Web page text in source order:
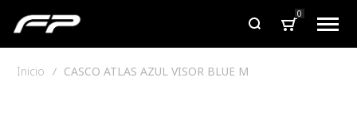
0
Inicio CASCO ATLAS AZUL VISOR BLUE M